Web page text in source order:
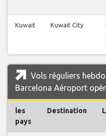
Kuwait Kuwait City
Vols réguliers
Barcelona Aéroport
les
pays
Destination